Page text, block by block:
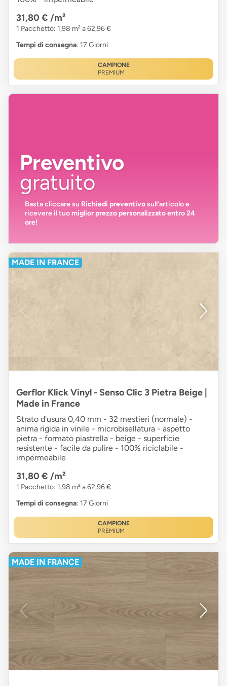
31,80 € /m²
1 Pacchetto: 1,98 m² a 62,96 €
Tempi di consegna: 17 Giorni
CAMPIONE
PREMIUM
Preventivo
gratuito
Basta cliccare su Richiedi preventivosull’articolo e
ricevere il tuomiglior prezzo personalizzato entro 24
ore!
MADE IN FRANCE
Gerflor Klick Vinyl - Senso Clic 3 Pietra Beige |
Made in France
Strato d'usura 0,40 mm - 32 mestieri (normale) -
anima rigida in vinile - microbisellatura - aspetto
pietra - formato piastrella - beige - superficie
resistente - facile da pulire - 100% riciclabile -
impermeabile
31,80 € /m²
1 Pacchetto: 1,98 m² a 62,96 €
Tempi di consegna: 17 Giorni
CAMPIONE
PREMIUM
MADE IN FRANCE